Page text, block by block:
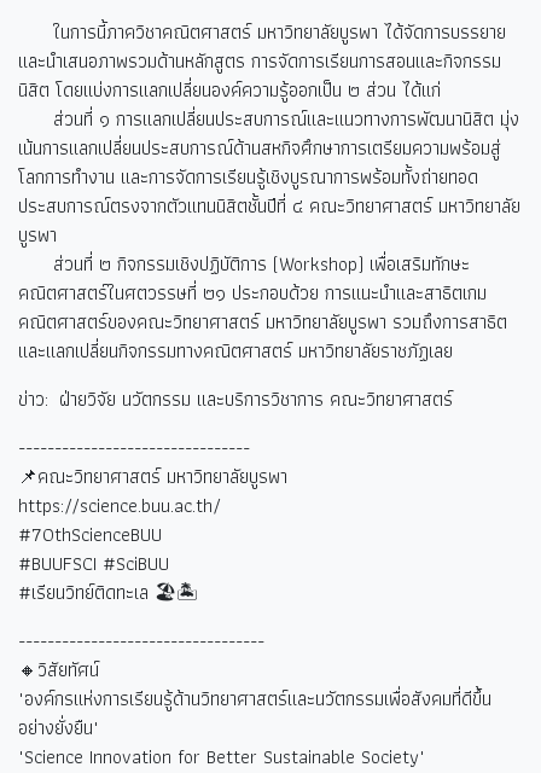
ในการนี้ภาควิชาคณิตศาสตร์ มหาวิทยาลัยบูรพา ได้จัดการบรรยาย
และนำเสนอภาพรวมด้านหลักสูตร การจัดการเรียนการสอนและกิจกรรม
นิสิต โดยแบ่งการแลกเปลี่ยนองค์ความรู้ออกเป็น ๒ ส่วน ได้แก่
ส่วนที่ ๑ การแลกเปลี่ยนประสบการณ์และแนวทางการพัฒนานิสิต มุ่ง
เน้นการแลกเปลี่ยนประสบการณ์ด้านสหกิจศึกษาการเตรียมความพร้อมสู่
โลกการทำงาน และการจัดการเรียนรู้เชิงบูรณาการพร้อมทั้งถ่ายทอด
ประสบการณ์ตรงจากตัวแทนนิสิตชั้นปีที่ ๔ คณะวิทยาศาสตร์ มหาวิทยาลัย
บูรพา
ส่วนที่ ๒ กิจกรรมเชิงปฏิบัติการ (Workshop) เพื่อเสริมทักษะ
คณิตศาสตร์ในศตวรรษที่ ๒๑ ประกอบด้วย การแนะนำและสาธิตเกม
คณิตศาสตร์ของคณะวิทยาศาสตร์ มหาวิทยาลัยบูรพา รวมถึงการสาธิต
และแลกเปลี่ยนกิจกรรมทางคณิตศาสตร์ มหาวิทยาลัยราชภัฏเลย
ข่าว: ฝ่ายวิจัย นวัตกรรม และบริการวิชาการ คณะวิทยาศาสตร์
--------------------------------
📌คณะวิทยาศาสตร์ มหาวิทยาลัยบูรพา
https://science.buu.ac.th/
#70thScienceBUU
#BUUFSCI #SciBUU
#เรียนวิทย์ติดทะเล 🏖🏝
----------------------------------
🔸วิสัยทัศน์
"องค์กรแห่งการเรียนรู้ด้านวิทยาศาสตร์และนวัตกรรมเพื่อสังคมที่ดีขึ้น
อย่างยั่งยืน"
"Science Innovation for Better Sustainable Society"